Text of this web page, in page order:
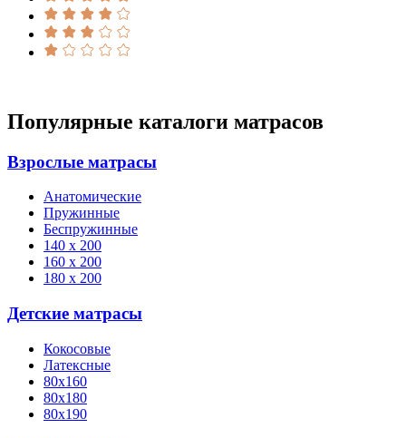
Популярные каталоги матрасов
Взрослые матрасы
Анатомические
Пружинные
Беспружинные
140 х 200
160 х 200
180 х 200
Детские матрасы
Кокосовые
Латексные
80х160
80х180
80х190